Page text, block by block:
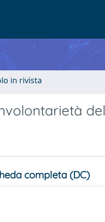
in rivista
completa (DC)